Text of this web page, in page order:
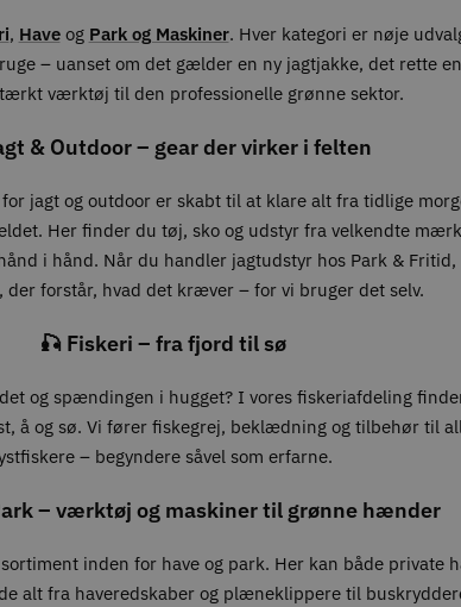
, Haveog Park og Maskiner. Hver kategori er nøje
– uanset om det gælder en ny jagtjakke, det rette
værktøj til den professionelle grønne sektor.
& Outdoor – gear der virker i felten
jagt og outdoor er skabt til at klare alt fra tidlige
Her finder du tøj, sko og udstyr fra velkendte
i hånd. Når du handler jagtudstyr hos Park &
der forstår, hvad det kræver – for vi bruger det selv.
🎣 Fiskeri – fra fjord til sø
og spændingen i hugget? I vores fiskeriafdeling
å og sø. Vi fører fiskegrej, beklædning og tilbehør til
– begyndere såvel som erfarne.
– værktøj og maskiner til grønne hænder
inden for have og park. Her kan både private
alt fra haveredskaber og plæneklippere til